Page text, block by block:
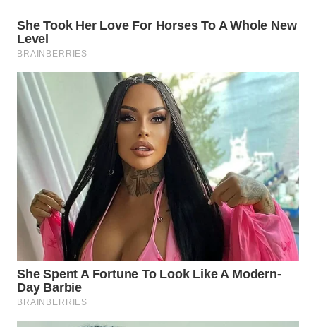
WN
INDRAMAYU
WN
KUNINGAN
WN
MAJALENGKA
SUBANG
WN
SUKABUMI
WN
PURWAKARTA